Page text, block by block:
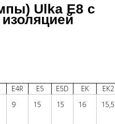
Ulka E8 с
E4R E5 E5D EK
EK2
9 15 15 16 15,5